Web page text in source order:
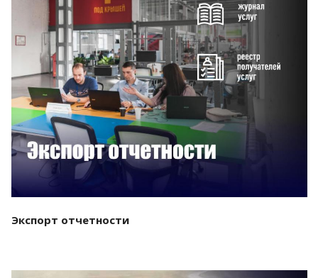
Смотреть проект
Экспорт отчетности